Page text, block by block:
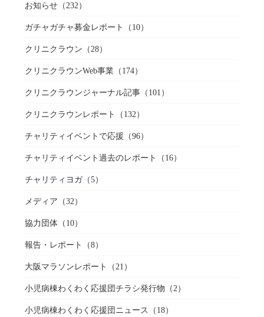
お知らせ（232）
ガチャガチャ募金レポート （10）
クリニクラウン （28）
クリニクラウンWeb事業（174）
クリニクラウンジャーナル記事（101）
クリニクラウンレポート （132）
チャリティイベントで応援 （96）
チャリティイベント過去のレポート （16）
チャリティヨガ（5）
メディア （32）
協力団体（10）
報告・レポート （8）
大阪マラソンレポート （21）
小児病棟わくわく応援団チラシ発行物 （2）
小児病棟わくわく応援団ニュース （18）